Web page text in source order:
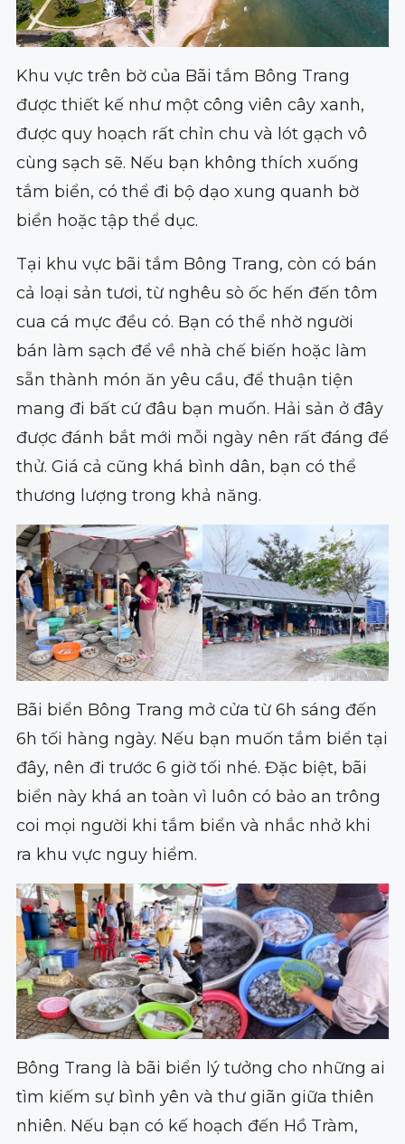
Khu vực trên bờ của Bãi tắm Bông Trang
được thiết kế như một công viên cây xanh,
được quy hoạch rất chỉn chu và lót gạch vô
cùng sạch sẽ. Nếu bạn không thích xuống
tắm biển, có thể đi bộ dạo xung quanh bờ
biển hoặc tập thể dục.
Tại khu vực bãi tắm Bông Trang, còn có bán
cả loại sản tươi, từ nghêu sò ốc hến đến tôm
cua cá mực đều có. Bạn có thể nhờ người
bán làm sạch để về nhà chế biến hoặc làm
sẵn thành món ăn yêu cầu, để thuận tiện
mang đi bất cứ đâu bạn muốn. Hải sản ở đây
được đánh bắt mới mỗi ngày nên rất đáng để
thử. Giá cả cũng khá bình dân, bạn có thể
thương lượng trong khả năng.
Bãi biển Bông Trang mở cửa từ 6h sáng đến
6h tối hàng ngày. Nếu bạn muốn tắm biển tại
đây, nên đi trước 6 giờ tối nhé. Đặc biệt, bãi
biển này khá an toàn vì luôn có bảo an trông
coi mọi người khi tắm biển và nhắc nhở khi
ra khu vực nguy hiểm.
Bông Trang là bãi biển lý tưởng cho những ai
tìm kiếm sự bình yên và thư giãn giữa thiên
nhiên. Nếu bạn có kế hoạch đến Hồ Tràm,